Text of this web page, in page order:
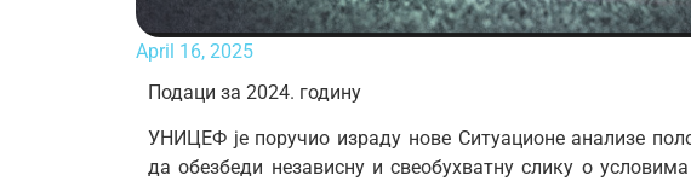
April 16, 2025
Подаци за 2024. годину
УНИЦЕФ је поручио израду нове Ситуационе анализе
да обезбеди независну и свеобухватну слику о